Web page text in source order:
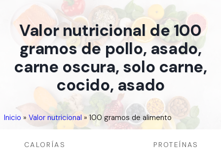
Valor nutricional de 100
gramos de pollo, asado,
carne oscura, solo carne,
cocido, asado
Inicio » Valor nutricional » 100 gramos de alimento
CALORÍAS PROTEÍNAS